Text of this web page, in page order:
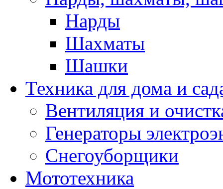
Нарды
Шахматы
Шашки
Техника для дома и
Вентиляция и
Генераторы
Снегоуборщики
Мототехника